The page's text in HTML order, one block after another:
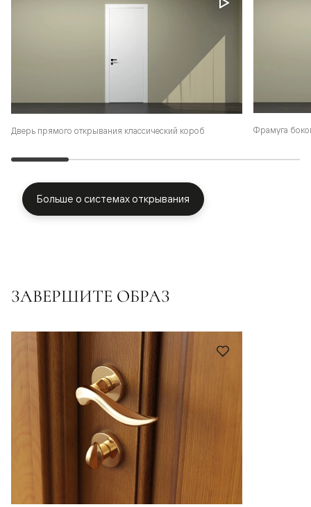
Дверь прямого открывания классический короб Фрамуга
Больше о системах открывания
ЗАВЕРШИТЕ ОБРАЗ